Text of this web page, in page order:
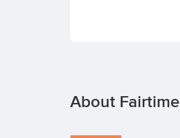
About Fairtime